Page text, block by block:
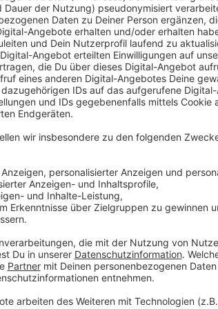
Veröffentlicht:Dienstag, 12.12.2023 12:58
Anzeige
Beide hatten bei den Abschlussprüfungen
erreicht und sich damit unter knapp
(11.Dezember 2023) in Berlin offiziell geehrt
Weitere Infos und Links zum Thema:
Anzeige
Die IHK in Düsseldorf
IHK fördert Digitalisierung